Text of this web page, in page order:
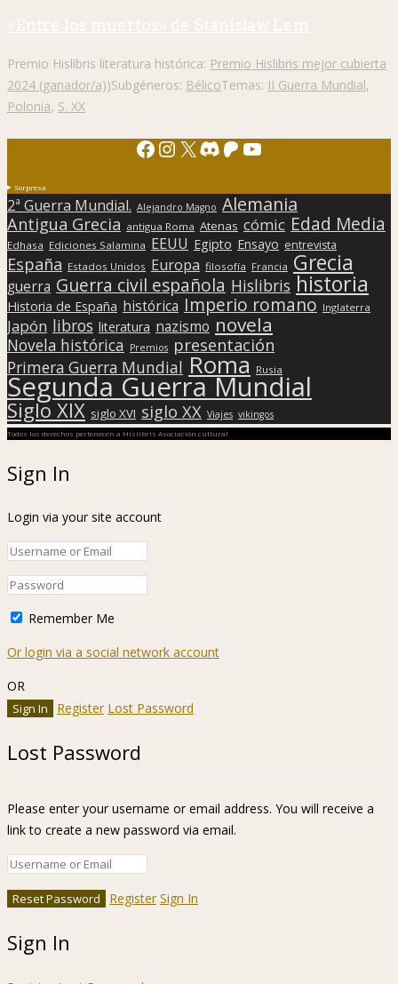
«Entre los muertos» de Stanisław Lem
Premio Hislibris literatura histórica: Premio Hislibris mejor cubierta
2024 (ganador/a))Subgéneros: BélicoTemas: II Guerra Mundial,
Polonia, S. XX
Facebook
Instagram
X Discord
Patreon
YouTube
Sorpresa
2ª Guerra Mundial. Alejandro Magno Alemania
Antigua Grecia antigua Roma Atenas cómic Edad Media
Edhasa Ediciones Salamina EEUU Egipto Ensayo entrevista
España Estados Unidos Europa filosofía Francia Grecia
guerra Guerra civil española Hislibris historia
Historia de España histórica Imperio romano Inglaterra
Japón libros literatura nazismo novela
Novela histórica Premios presentación
Primera Guerra Mundial Roma Rusia
Segunda Guerra Mundial
Siglo XIX siglo XVI siglo XX Viajes vikingos
Todos los derechos pertenecen a Hislibris Asociación cultural
Sign In
Login via your site account
Remember Me
Or login via a social network account
OR
Register Lost Password
Lost Password
Please enter your username or email address. You will receive a
link to create a new password via email.
Register Sign In
Sign In